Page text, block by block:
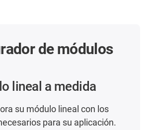
de módulos
lineal a medida
su módulo lineal con los
para su aplicación.